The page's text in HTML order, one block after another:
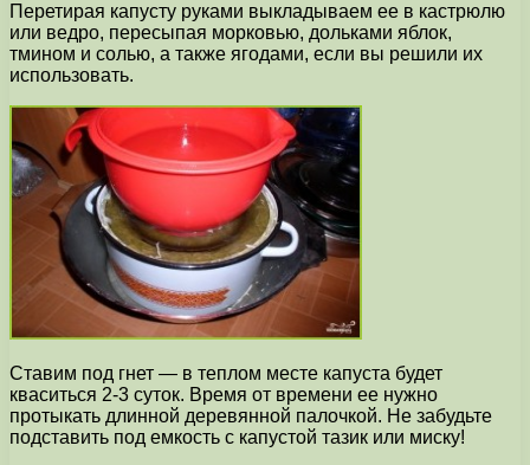
Перетирая капусту руками выкладываем ее в кастрюлю
или ведро, пересыпая морковью, дольками яблок,
тмином и солью, а также ягодами, если вы решили их
использовать.
Ставим под гнет — в теплом месте капуста будет
кваситься 2-3 суток. Время от времени ее нужно
протыкать длинной деревянной палочкой. Не забудьте
подставить под емкость с капустой тазик или миску!